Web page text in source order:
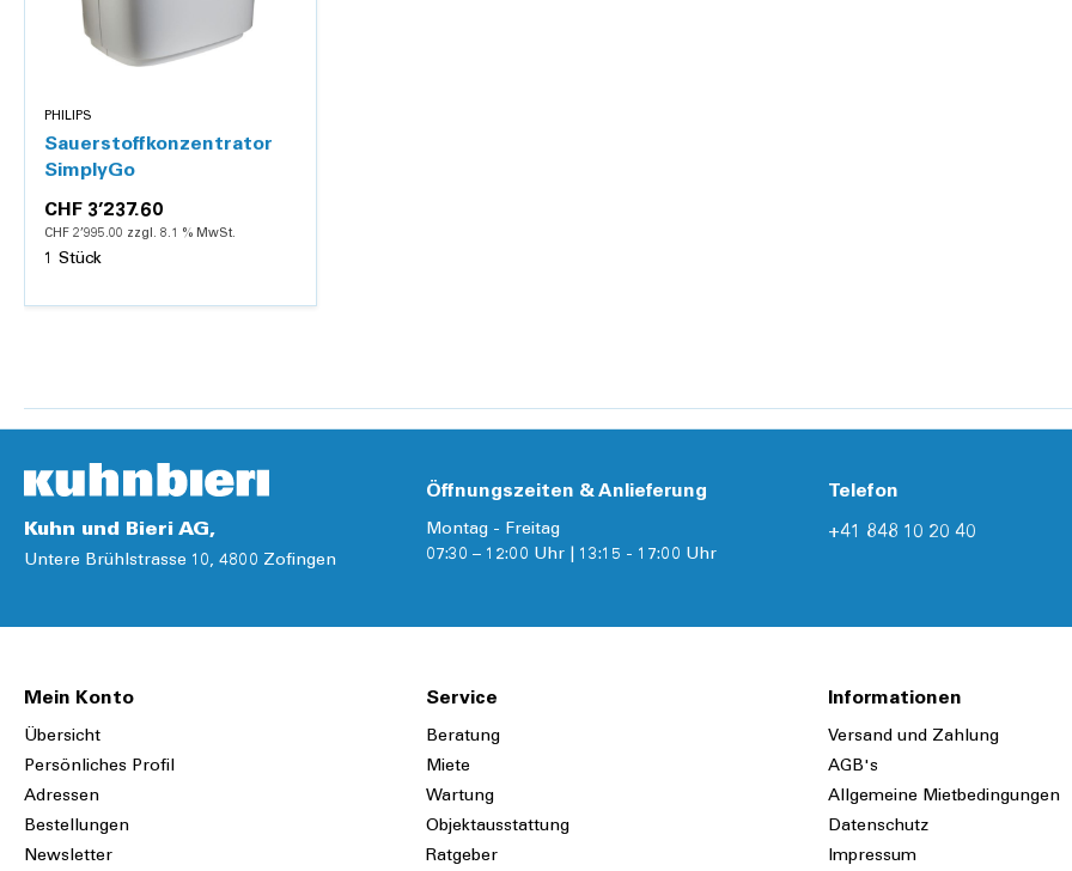
PHILIPS
Sauerstoffkonzentrator
SimplyGo
CHF 3’237.60
CHF 2’995.00 zzgl. 8.1 % MwSt.
1 Stück
Kuhn und Bieri AG,
Untere Brühlstrasse 10, 4800 Zofingen
Öffnungszeiten & Anlieferung
Montag - Freitag
07:30 – 12:00 Uhr | 13:15 - 17:00 Uhr
Telefon
+41 848 10 20 40
Mein Konto
Übersicht
Persönliches Profil
Adressen
Bestellungen
Newsletter
Service
Beratung
Miete
Wartung
Objektausstattung
Ratgeber
Informationen
Versand und Zahlung
AGB's
Allgemeine Mietbedingungen
Datenschutz
Impressum